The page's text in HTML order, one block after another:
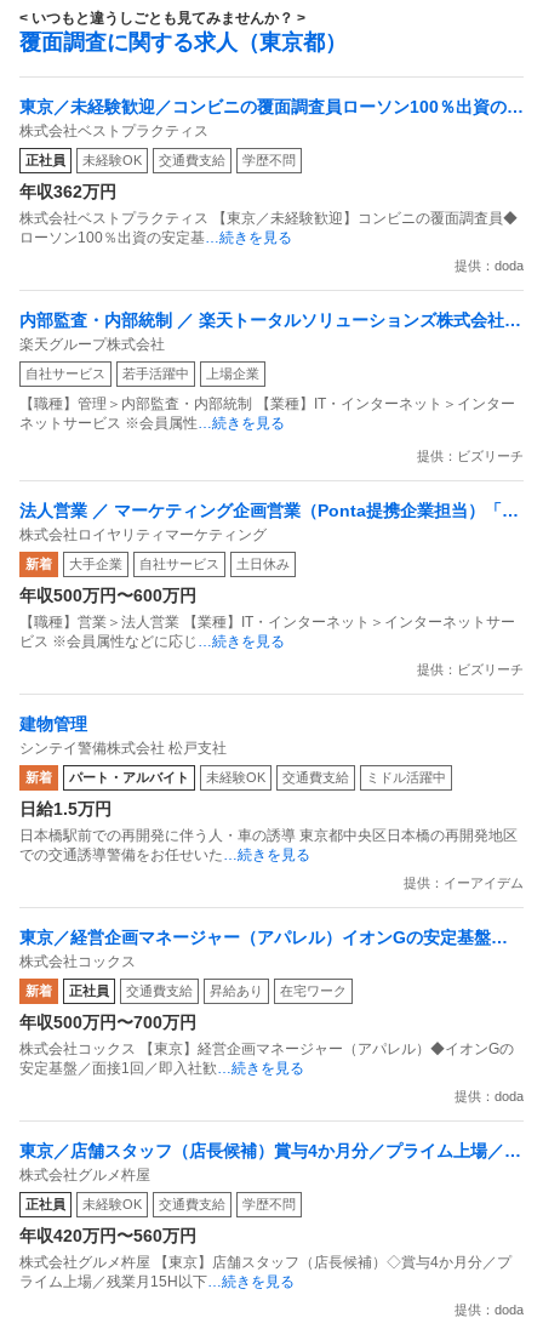
< いつもと違うしごとも見てみませんか？ >
覆面調査に関する求人（東京都）
東京／未経験歓迎／コンビニの覆面調査員ローソン100％出資の安
定基盤／月５日在宅／残業月10時間
株式会社ベストプラクティス
正社員 未経験OK 交通費支給 学歴不問
年収362万円
株式会社ベストプラクティス 【東京／未経験歓迎】コンビニの覆面調査員◆
ローソン100％出資の安定基 …続きを見る
提供：doda
内部監査・内部統制 ／ 楽天トータルソリューションズ株式会社
戦略事業コンプライアンス支援部 業務統制支援課：ショップコン
プライアンス推進担当（SBCSD）
楽天グループ株式会社
自社サービス 若手活躍中 上場企業
【職種】管理＞内部監査・内部統制 【業種】IT・インターネット＞インター
ネットサービス ※会員属性 …続きを見る
提供：ビズリーチ
法人営業 ／ マーケティング企画営業（Ponta提携企業担当）「国
内最大級の共通ポイントサービスを展開／無駄のない消費社会を
目指すデータマーケティングカンパニー」
株式会社ロイヤリティマーケティング
新着 大手企業 自社サービス 土日休み
年収500万円〜600万円
【職種】営業＞法人営業 【業種】IT・インターネット＞インターネットサー
ビス ※会員属性などに応じ
…続きを見る
提供：ビズリーチ
建物管理
シンテイ警備株式会社 松戸支社
新着 パート・アルバイト 未経験OK 交通費支給 ミドル活躍中
日給1.5万円
日本橋駅前での再開発に伴う人・車の誘導 東京都中央区日本橋の再開発地区
での交通誘導警備をお任せいた …続きを見る
提供：イーアイデム
東京／経営企画マネージャー（アパレル）イオンGの安定基盤／
面接1回／即入社歓迎
株式会社コックス
新着 正社員 交通費支給 昇給あり 在宅ワーク
年収500万円〜700万円
株式会社コックス 【東京】経営企画マネージャー（アパレル）◆イオンGの
安定基盤／面接1回／即入社歓 …続きを見る
提供：doda
東京／店舗スタッフ（店長候補）賞与4か月分／プライム上場／残
業月15H以下／新店オープン多数
株式会社グルメ杵屋
正社員 未経験OK 交通費支給 学歴不問
年収420万円〜560万円
株式会社グルメ杵屋 【東京】店舗スタッフ（店長候補）◇賞与4か月分／プ
ライム上場／残業月15H以下 …続きを見る
提供：doda